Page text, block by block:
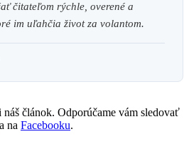
čitateľom rýchle, overené a
im uľahčia život za volantom.
náš článok. Odporúčame vám sledovať
a na Facebooku.